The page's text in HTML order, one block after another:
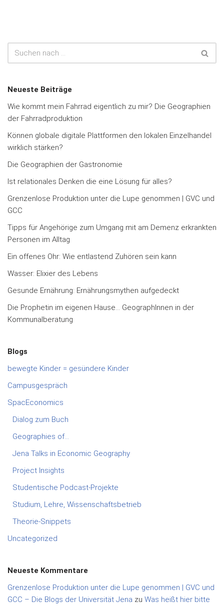
Neueste Beiträge
Wie kommt mein Fahrrad eigentlich zu mir? Die Geographien
der Fahrradproduktion
Können globale digitale Plattformen den lokalen Einzelhandel
wirklich stärken?
Die Geographien der Gastronomie
Ist relationales Denken die eine Lösung für alles?
Grenzenlose Produktion unter die Lupe genommen | GVC und
GCC
Tipps für Angehörige zum Umgang mit am Demenz erkrankten
Personen im Alltag
Ein offenes Ohr: Wie entlastend Zuhören sein kann
Wasser: Elixier des Lebens
Gesunde Ernährung: Ernährungsmythen aufgedeckt
Die Prophetin im eigenen Hause… GeographInnen in der
Kommunalberatung
Blogs
bewegte Kinder = gesündere Kinder
Campusgespräch
SpacEconomics
Dialog zum Buch
Geographies of…
Jena Talks in Economic Geography
Project Insights
Studentische Podcast-Projekte
Studium, Lehre, Wissenschaftsbetrieb
Theorie-Snippets
Uncategorized
Neueste Kommentare
Grenzenlose Produktion unter die Lupe genommen | GVC und
GCC – Die Blogs der Universität Jena zu Was heißt hier bitte